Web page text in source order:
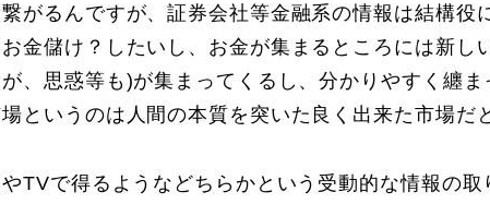
がるんですが、証券会社等金融系の情報は結構役
金儲け？したいし、お金が集まるところには新し
、思惑等も)が集まってくるし、分かりやすく纏ま
というのは人間の本質を突いた良く出来た市場だ
TVで得るようなどちらかという受動的な情報の取